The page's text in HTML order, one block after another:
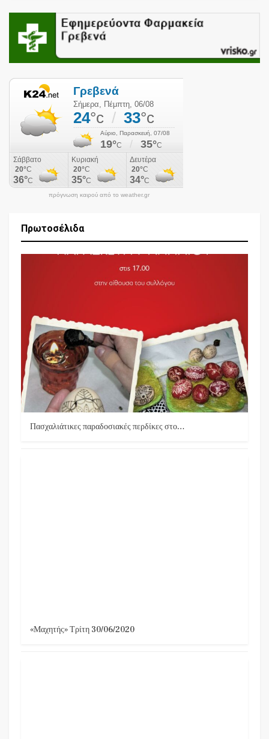
πρόγνωση καιρού από το weather.gr
Πρωτοσέλιδα
Πασχαλιάτικες παραδοσιακές περδίκες στο…
«Μαχητής» Τρίτη 30/06/2020